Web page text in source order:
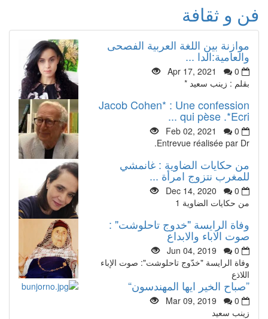
فن و ثقافة
موازنة بين اللغة العربية الفصحى
والعامية:الدا ...
Apr 17, 2021
0
بقلم : زينب سعيد *
Jacob Cohen* : Une confession
qui pèse .*Ecri ...
Feb 02, 2021
0
Entrevue réalisée par Dr.
من حكايات الضاوية : غانمشي
للمغرب نتزوج امرأة ...
Dec 14, 2020
0
من حكايات الضاوية 1
وفاة الرايسة "خدوج تاحلوشت" :
صوت الاباء والابداع
Jun 04, 2019
0
وفاة الرايسة "خدّوج تاحلوشت": صوت الإباء
اللاذع
”صباح الخير ايها المهندسون“
Mar 09, 2019
0
زينب سعيد